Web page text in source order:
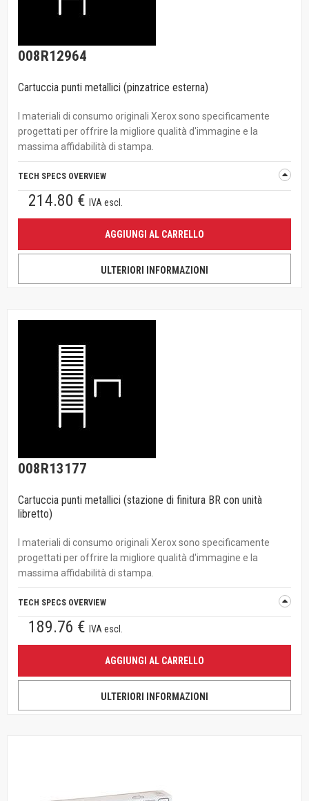
008R12964
Cartuccia punti metallici (pinzatrice esterna)
I materiali di consumo originali Xerox sono specificamente
progettati per offrire la migliore qualità d'immagine e la
massima affidabilità di stampa.
TECH SPECS OVERVIEW
214.80 € IVA escl.
AGGIUNGI AL CARRELLO
ULTERIORI INFORMAZIONI
008R13177
Cartuccia punti metallici (stazione di finitura BR con unità
libretto)
I materiali di consumo originali Xerox sono specificamente
progettati per offrire la migliore qualità d'immagine e la
massima affidabilità di stampa.
TECH SPECS OVERVIEW
189.76 € IVA escl.
AGGIUNGI AL CARRELLO
ULTERIORI INFORMAZIONI